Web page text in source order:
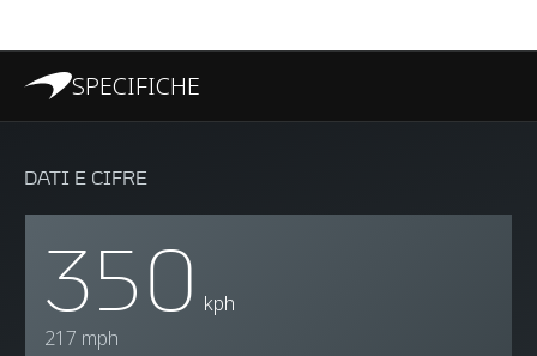
SPECIFICHE
DATI E CIFRE
350 kph
217 mph